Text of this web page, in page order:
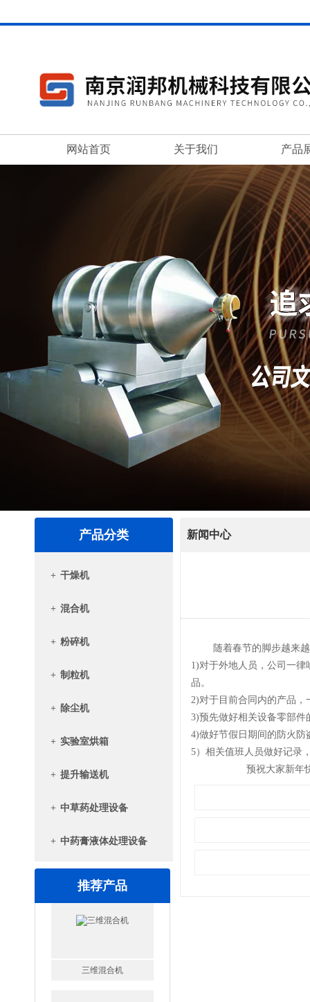
网站首页 关于我们 产品
产品分类
+ 干燥机
+ 混合机
+ 粉碎机
+ 制粒机
+ 除尘机
+ 实验室烘箱
+ 提升输送机
+ 中草药处理设备
+ 中药膏液体处理设备
推荐产品
新闻中心
随着春节的脚步越来越
1)对于外地人员，公司一
品。
2)对于目前合同内的产品
3)预先做好相关设备零部
4)做好节假日期间的防火防
5）相关值班人员做好记录
预祝大家新年快